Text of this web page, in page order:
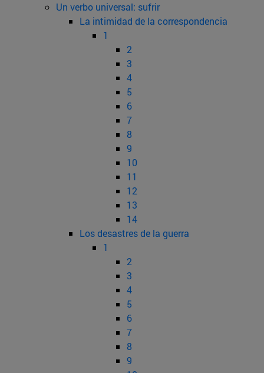
Un verbo universal: sufrir
La intimidad de la correspondencia
1
2
3
4
5
6
7
8
9
10
11
12
13
14
Los desastres de la guerra
1
2
3
4
5
6
7
8
9